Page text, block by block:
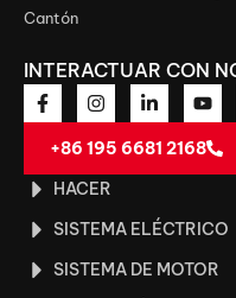
Cantón
INTERACTUAR CON
+86 195 6681 2168
HACER
SISTEMA ELÉCTRICO
SISTEMA DE MOTOR